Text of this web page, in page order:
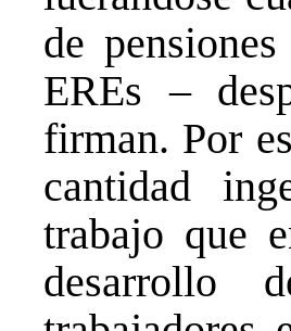
de
EREs –
firman. Por
cantidad
trabajo que
desarrollo